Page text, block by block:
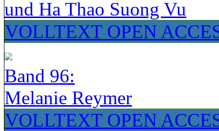
und Ha Thao Suong Vu
VOLLTEXT OPEN
Band 96:
Melanie Reymer
VOLLTEXT OPEN